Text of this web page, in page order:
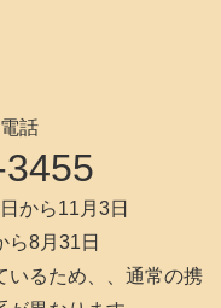
話
から11月3日
ら8月31日
るため、、通常の携